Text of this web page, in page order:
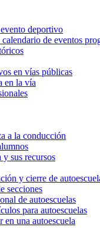
deportivo
de eventos
en vías públicas
en la vía
a la conducción
y sus recursos
y cierre de
secciones
de autoescuelas
para autoescuelas
una autoescuela